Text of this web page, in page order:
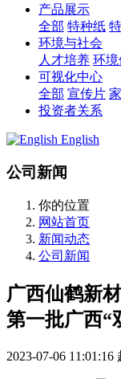
产品展示
全部 特种纸
环境与社会
人才培养 环境
可视化中心
全部 宣传片
投资者关系
English
公司新闻
你的位置
网站首页
新闻动态
公司新闻
广西仙鹤新
第一批广西“
2023-07-06 11:01:16